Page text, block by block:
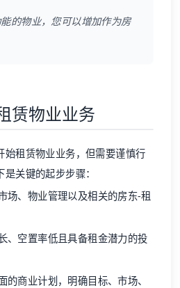
的物业，您可以增加作为房
赁物业业务
始租赁物业业务，但需要谨慎行
关键的起步步骤：
场、物业管理以及相关的房东-租
、空置率低且具备租金潜力的投
的商业计划，明确目标、市场、